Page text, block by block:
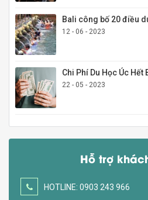
Bali công bố 20 điều
12 - 06 - 2023
Chi Phí Du Học Úc Hết
22 - 05 - 2023
Hỗ trợ
HOTLINE: 0903 243 966